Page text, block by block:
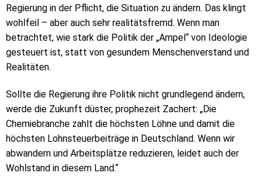
Regierung in der Pflicht, die Situation zu ändern. Das klingt
wohlfeil – aber auch sehr realitätsfremd. Wenn man
betrachtet, wie stark die Politik der „Ampel“ von Ideologie
gesteuert ist, statt von gesundem Menschenverstand und
Realitäten.
Sollte die Regierung ihre Politik nicht grundlegend ändern,
werde die Zukunft düster, prophezeit Zachert: „Die
Chemiebranche zahlt die höchsten Löhne und damit die
höchsten Lohnsteuerbeiträge in Deutschland. Wenn wir
abwandern und Arbeitsplätze reduzieren, leidet auch der
Wohlstand in diesem Land.“